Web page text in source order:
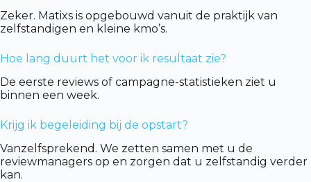
Zeker. Matixs is opgebouwd vanuit de praktijk van
zelfstandigen en kleine kmo’s.
Hoe lang duurt het voor ik resultaat zie?
De eerste reviews of campagne-statistieken ziet u
binnen een week.
Krijg ik begeleiding bij de opstart?
Vanzelfsprekend. We zetten samen met u de
reviewmanagers op en zorgen dat u zelfstandig verder
kan.